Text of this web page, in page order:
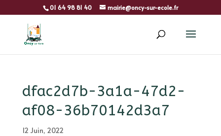
01 64 98 81 40 mairie@oncy-sur-ecole.fr
dfac2d7b-3a1a-47d2-
af08-36b70142d3a7
12 Juin, 2022